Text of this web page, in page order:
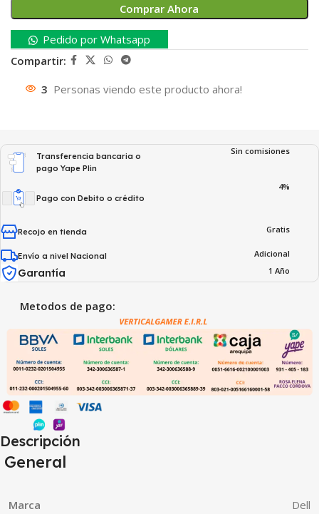
Comprar Ahora
Pedido por Whatsapp
Compartir:
3 Personas viendo este producto ahora!
Transferencia bancaria o
pago Yape Plin
Sin comisiones
Pago con Debito o crédito
4%
Recojo en tienda Gratis
Envío a nivel Nacional Adicional
Garantía 1 Año
Metodos de pago:
Descripción
General
Marca Dell